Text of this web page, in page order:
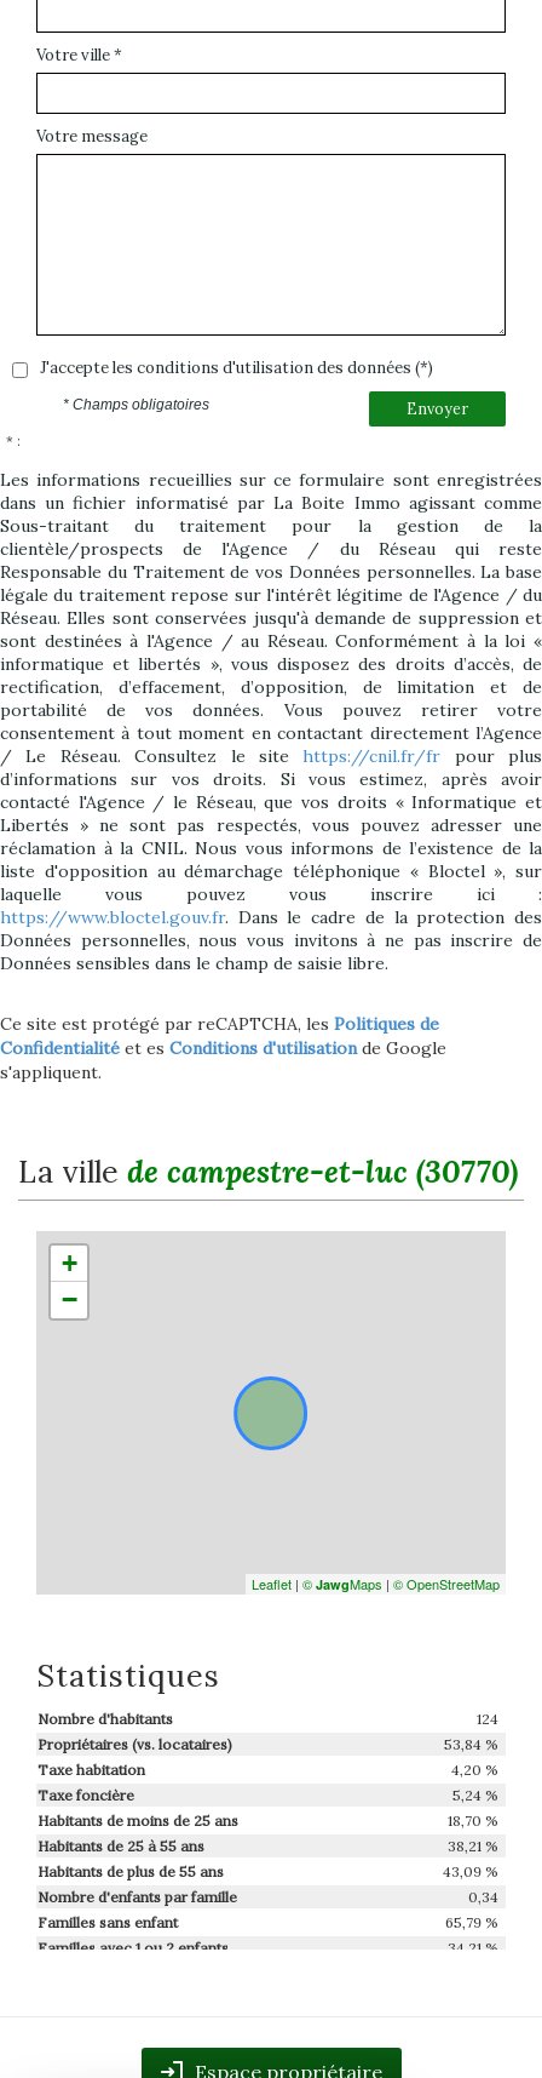
Votre ville *
Votre message
J'accepte les conditions d'utilisation des données (*)
Envoyer
* Champs obligatoires
* :
Les informations recueillies sur ce formulaire sont enregistrées
dans un fichier informatisé par La Boite Immo agissant comme
Sous-traitant du traitement pour la gestion de la
clientèle/prospects de l'Agence / du Réseau qui reste
Responsable du Traitement de vos Données personnelles. La base
légale du traitement repose sur l'intérêt légitime de l'Agence / du
Réseau. Elles sont conservées jusqu'à demande de suppression et
sont destinées à l'Agence / au Réseau. Conformément à la loi «
informatique et libertés », vous disposez des droits d’accès, de
rectification, d’effacement, d’opposition, de limitation et de
portabilité de vos données. Vous pouvez retirer votre
consentement à tout moment en contactant directement l’Agence
/ Le Réseau. Consultez le sitehttps://cnil.fr/fr pour plus
d’informations sur vos droits. Si vous estimez, après avoir
contacté l'Agence / le Réseau, que vos droits « Informatique et
Libertés » ne sont pas respectés, vous pouvez adresser une
réclamation à la CNIL. Nous vous informons de l’existence de la
liste d'opposition au démarchage téléphonique « Bloctel », sur
laquelle vous pouvez vous inscrire ici :
https://www.bloctel.gouv.fr. Dans le cadre de la protection des
Données personnelles, nous vous invitons à ne pas inscrire de
Données sensibles dans le champ de saisie libre.
Ce site est protégé par reCAPTCHA, les Politiques de
Confidentialité et es Conditions d'utilisationde Google
s'appliquent.
la ville de campestre-et-luc (30770)
+
−
Leaflet | © JawgMaps | © OpenStreetMap
Statistiques
Nombre d'habitants
124
Propriétaires (vs. locataires)
53,84 %
Taxe habitation
4,20 %
Taxe foncière
5,24 %
Habitants de moins de 25 ans
18,70 %
Habitants de 25 à 55 ans
38,21 %
Habitants de plus de 55 ans
43,09 %
Nombre d'enfants par famille
0,34
Familles sans enfant
65,79 %
Familles avec 1 ou 2 enfants
34,21 %
Espace propriétaire